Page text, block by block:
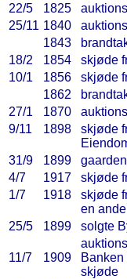
22/5
1825
25/11 1840
1843
18/2
1854
skjøde
10/1
1856
skjøde
1862
27/1
1870
9/11
1898
skjøde
31/9
1899
4/7
1917
skjøde
1/7
1918
skjøde
en
25/5
1899 solgte
11/7 1909
skjøde